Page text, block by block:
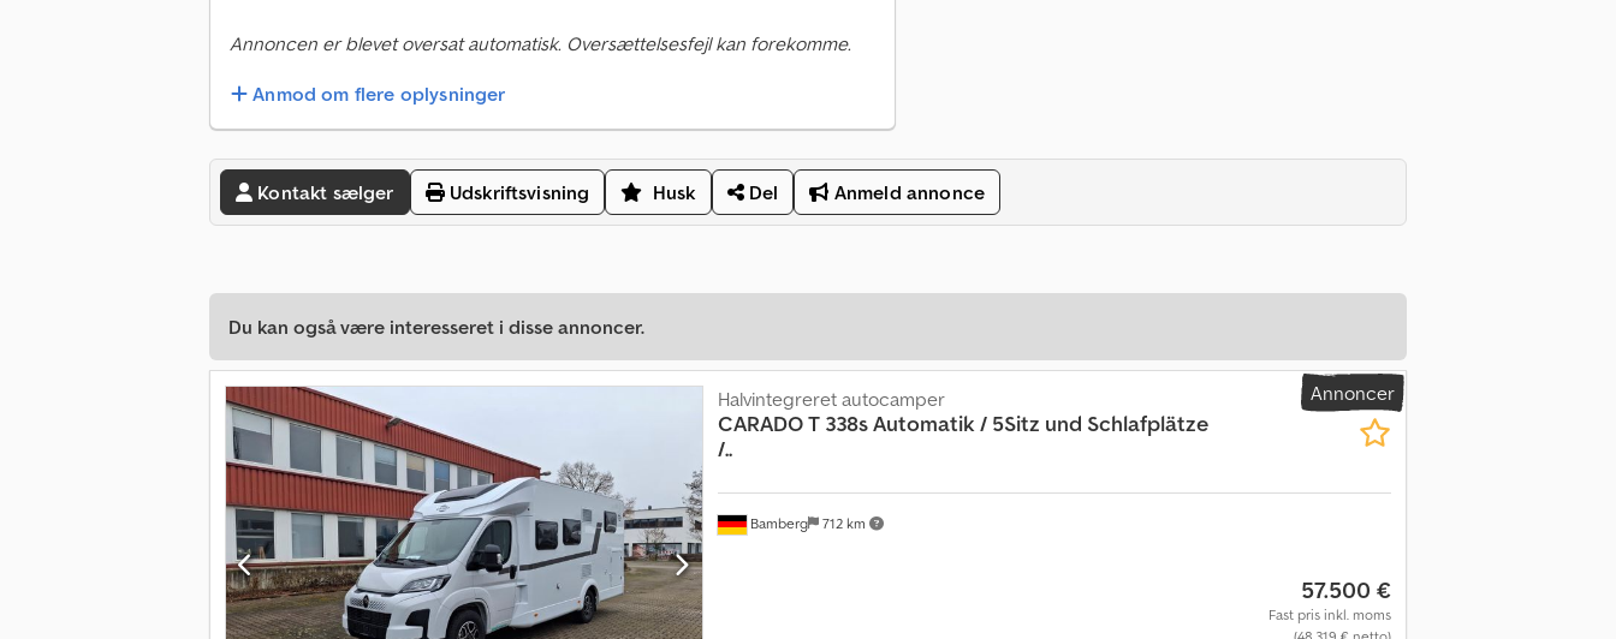
Annoncen er blevet oversat automatisk. Oversættelsesfejl kan forekomme.
Anmod om flere oplysninger
Kontakt sælger Udskriftsvisning Husk Del Anmeld annonce
Du kan også være interesseret i disse annoncer.
Annoncer
Bamberg 712 km
Halvintegreret autocamper
CARADOT 338s Automatik / 5Sitz und Schlafplätze
/..
57.500 €
Fast pris inkl. moms